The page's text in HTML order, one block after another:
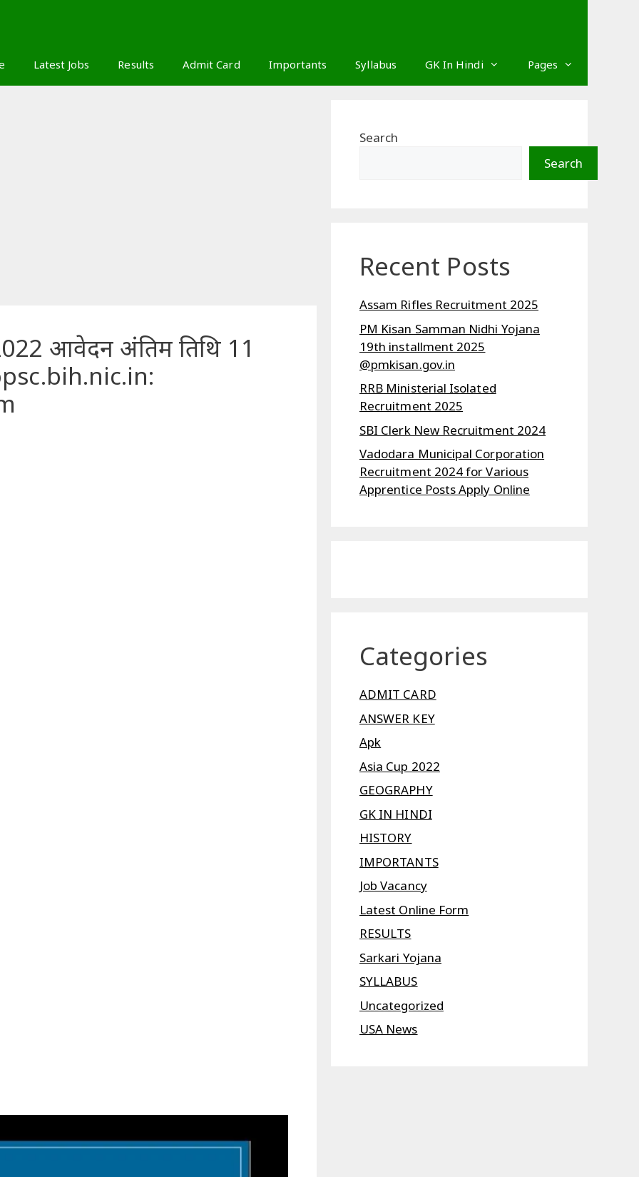
Latest Jobs Results Admit Card Importants Syllabus GK In Hindi Pages
आवेदन अंतिम तिथि 11
Search
Search
Recent Posts
Assam Rifles Recruitment 2025
PM Kisan Samman Nidhi Yojana
19th installment 2025
@pmkisan.gov.in
RRB Ministerial Isolated
Recruitment 2025
SBI Clerk New Recruitment 2024
Vadodara Municipal Corporation
Recruitment 2024 for Various
Apprentice Posts Apply Online
Categories
ADMIT CARD
ANSWER KEY
Apk
Asia Cup 2022
GEOGRAPHY
GK IN HINDI
HISTORY
IMPORTANTS
Job Vacancy
Latest Online Form
RESULTS
Sarkari Yojana
SYLLABUS
Uncategorized
USA News